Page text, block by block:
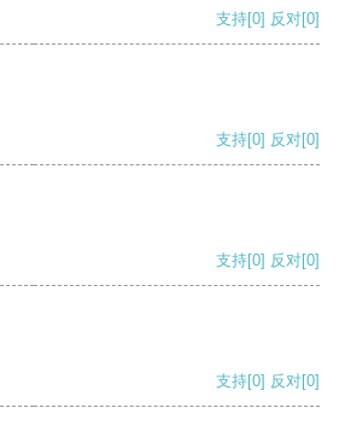
支持[0] 反对[0]
支持[0] 反对[0]
支持[0] 反对[0]
支持[0] 反对[0]